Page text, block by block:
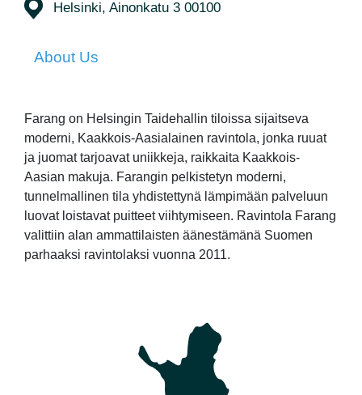
Helsinki, Ainonkatu 3 00100
About Us
Farang on Helsingin Taidehallin tiloissa sijaitseva
moderni, Kaakkois-Aasialainen ravintola, jonka ruuat
ja juomat tarjoavat uniikkeja, raikkaita Kaakkois-
Aasian makuja. Farangin pelkistetyn moderni,
tunnelmallinen tila yhdistettynä lämpimään palveluun
luovat loistavat puitteet viihtymiseen. Ravintola Farang
valittiin alan ammattilaisten äänestämänä Suomen
parhaaksi ravintolaksi vuonna 2011.